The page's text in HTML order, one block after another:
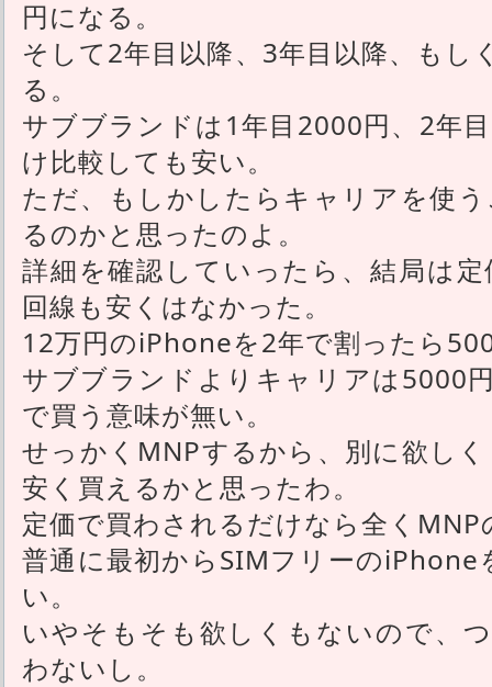
円になる。
そして2年目以降、3年目以降、もし
る。
サブブランドは1年目2000円、2年
け比較しても安い。
ただ、もしかしたらキャリアを使
るのかと思ったのよ。
詳細を確認していったら、結局は
回線も安くはなかった。
12万円のiPhoneを2年で割ったら
サブブランドよりキャリアは5000
で買う意味が無い。
せっかくMNPするから、別に欲し
安く買えるかと思ったわ。
定価で買わされるだけなら全く
普通に最初からSIMフリーの
い。
いやそもそも欲しくもないので、
わないし。